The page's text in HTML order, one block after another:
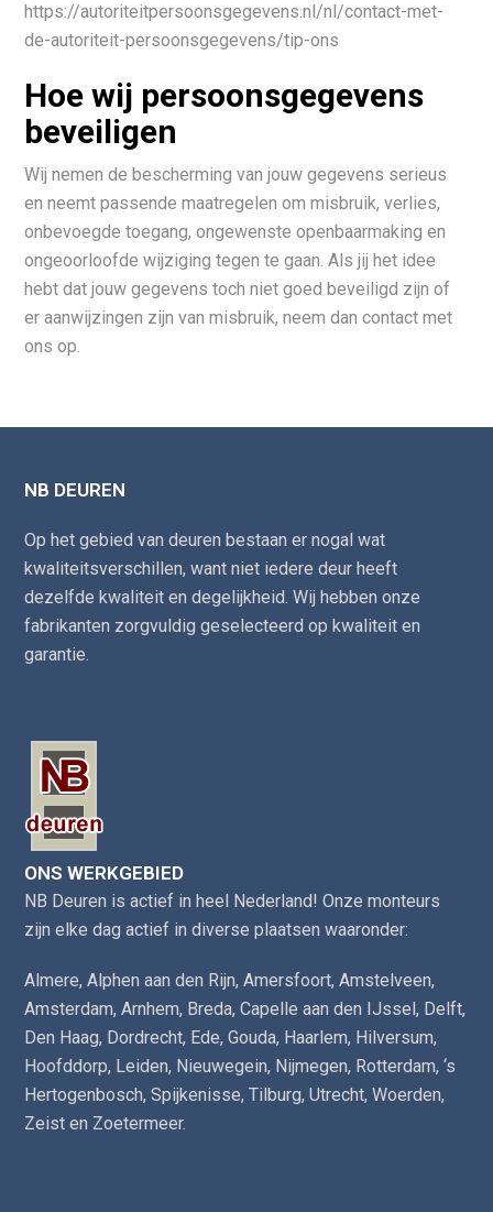
https://autoriteitpersoonsgegevens.nl/nl/contact-met-
de-autoriteit-persoonsgegevens/tip-ons
Hoe wij persoonsgegevens
beveiligen
Wij nemen de bescherming van jouw gegevens serieus
en neemt passende maatregelen om misbruik, verlies,
onbevoegde toegang, ongewenste openbaarmaking en
ongeoorloofde wijziging tegen te gaan. Als jij het idee
hebt dat jouw gegevens toch niet goed beveiligd zijn of
er aanwijzingen zijn van misbruik, neem dan contact met
ons op.
NB DEUREN
Op het gebied van deuren bestaan er nogal wat
kwaliteitsverschillen, want niet iedere deur heeft
dezelfde kwaliteit en degelijkheid. Wij hebben onze
fabrikanten zorgvuldig geselecteerd op kwaliteit en
garantie.
ONS WERKGEBIED
NB Deuren is actief in heel Nederland! Onze monteurs
zijn elke dag actief in diverse plaatsen waaronder:
Almere,Alphen aan den Rijn,Amersfoort,Amstelveen,
Amsterdam,Arnhem, Breda,Capelle aan den IJssel, Delft,
Den Haag, Dordrecht, Ede,Gouda, Haarlem, Hilversum,
Hoofddorp, Leiden, Nieuwegein, Nijmegen, Rotterdam,‘s
Hertogenbosch,Spijkenisse,Tilburg,Utrecht,Woerden,
Zeist en Zoetermeer.